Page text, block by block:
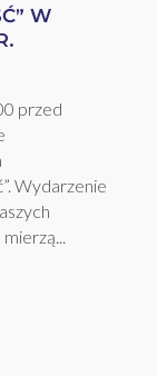
W
przed
Wydarzenie